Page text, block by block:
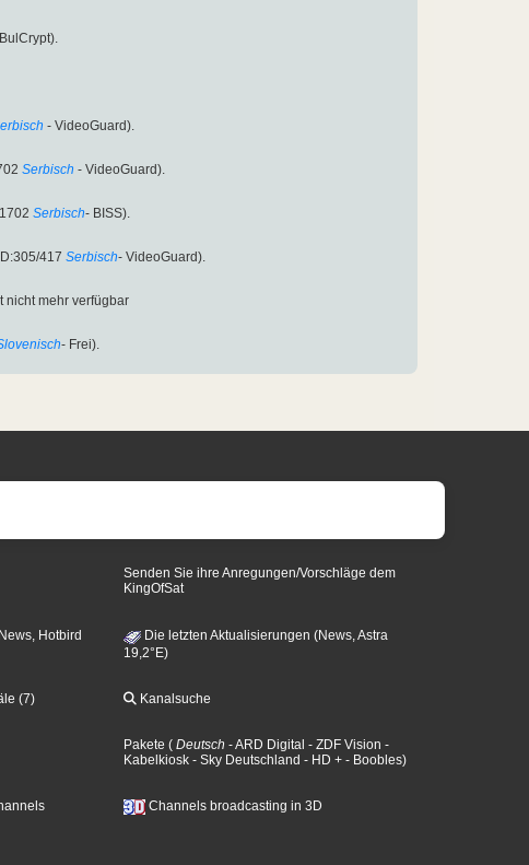
- VideoGuard).
Serbisch - VideoGuard).
Serbisch- BISS).
417 Serbisch- VideoGuard).
nicht mehr verfügbar
- Frei).
Senden Sie ihre Anregungen/Vorschläge dem
KingOfSat
Hotbird
Die letzten Aktualisierungen (News, Astra
19,2°E)
(7) Kanalsuche
Pakete ( Deutsch - ARD Digital - ZDF Vision -
Kabelkiosk - Sky Deutschland - HD + - Boobles)
Channels broadcasting in 3D